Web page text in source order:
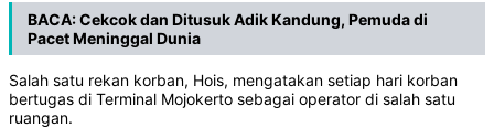
BACA:Cekcok dan Ditusuk Adik Kandung, Pemuda di
Pacet Meninggal Dunia
Salah satu rekan korban, Hois, mengatakan setiap hari korban
bertugas di Terminal Mojokerto sebagai operator di salah satu
ruangan.